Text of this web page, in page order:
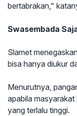
bertabrakan,"
Swasembada
Slamet
bisa hanya diukur
Menurutnya,
apabila
yang terlalu tinggi.